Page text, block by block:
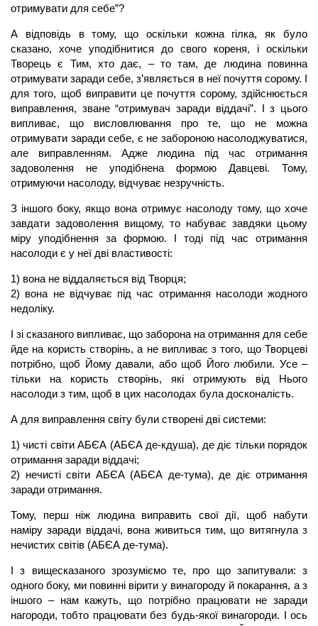
отримувати для себе”?
А відповідь в тому, що оскільки кожна гілка, як було
сказано, хоче уподібнитися до свого кореня, і оскільки
Творець є Тим, хто дає, – то там, де людина повинна
отримувати заради себе, з’являється в неї почуття сорому. І
для того, щоб виправити це почуття сорому, здійснюється
виправлення, зване “отримувач заради віддачі”. І з цього
випливає, що висловлювання про те, що не можна
отримувати заради себе, є не забороною насолоджуватися,
але виправленням. Адже людина під час отримання
задоволення не уподібнена формою Давцеві. Тому,
отримуючи насолоду, відчуває незручність.
З іншого боку, якщо вона отримує насолоду тому, що хоче
завдати задоволення вищому, то набуває завдяки цьому
міру уподібнення за формою. І тоді під час отримання
насолоди є у неї дві властивості:
1) вона не віддаляється від Творця;
2) вона не відчуває під час отримання насолоди жодного
недоліку.
І зі сказаного випливає, що заборона на отримання для себе
йде на користь створінь, а не випливає з того, що Творцеві
потрібно, щоб Йому давали, або щоб Його любили. Усе –
тільки на користь створінь, які отримують від Нього
насолоди з тим, щоб в цих насолодах була досконалість.
А для виправлення світу були створені дві системи:
1) чисті світи АБЄА (АБЄА де-кдуша), де діє тільки порядок
отримання заради віддачі;
2) нечисті світи АБЄА (АБЄА де-тума), де діє отримання
заради отримання.
Тому, перш ніж людина виправить свої дії, щоб набути
наміру заради віддачі, вона живиться тим, що витягнула з
нечистих світів (АБЄА де-тума).
І з вищесказаного зрозуміємо те, про що запитували: з
одного боку, ми повинні вірити у винагороду й покарання, а з
іншого – нам кажуть, що потрібно працювати не заради
нагороди, тобто працювати без будь-якої винагороди. І ось